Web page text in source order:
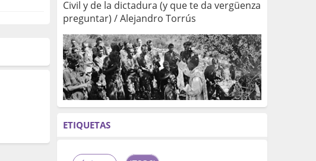
Civil y de la dictadura (y que te da vergüenza
preguntar) / Alejandro Torrús
ETIQUETAS